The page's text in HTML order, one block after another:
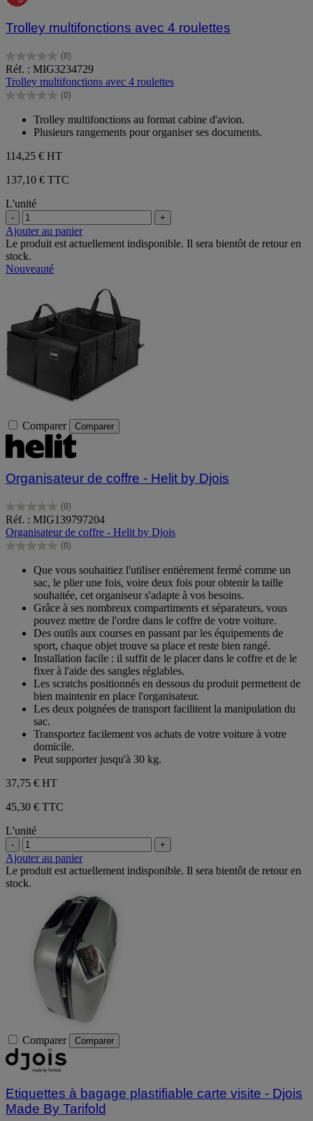
Trolley multifonctions avec 4 roulettes
(0)
0.0
sur
5
étoiles.
Réf. : MIG3234729
Trolley multifonctions avec 4 roulettes
(0)
0.0
étoiles.
Trolley multifonctions au format cabine d'avion.
Plusieurs rangements pour organiser ses documents.
114,25 € HT
137,10 € TTC
L'unité
- +
Ajouter au panier
Le produit est actuellement indisponible. Il sera bientôt de retour en
stock.
Nouveauté
Comparer Comparer
Organisateur de coffre - Helit by Djois
(0)
0.0
sur
5
étoiles.
Réf. : MIG139797204
Organisateur de coffre - Helit by Djois
(0)
0.0
étoiles.
Que vous souhaitiez l'utiliser entièrement fermé comme un
sac, le plier une fois, voire deux fois pour obtenir la taille
souhaitée, cet organiseur s'adapte à vos besoins.
Grâce à ses nombreux compartiments et séparateurs, vous
pouvez mettre de l'ordre dans le coffre de votre voiture.
Des outils aux courses en passant par les équipements de
sport, chaque objet trouve sa place et reste bien rangé.
Installation facile : il suffit de le placer dans le coffre et de le
fixer à l'aide des sangles réglables.
Les scratchs positionnés en dessous du produit permettent de
bien maintenir en place l'organisateur.
Les deux poignées de transport facilitent la manipulation du
sac.
Transportez facilement vos achats de votre voiture à votre
domicile.
Peut supporter jusqu'à 30 kg.
37,75 € HT
45,30 € TTC
L'unité
- +
Ajouter au panier
Le produit est actuellement indisponible. Il sera bientôt de retour en
stock.
Comparer Comparer
Etiquettes à bagage plastifiable carte visite - Djois
Made By Tarifold